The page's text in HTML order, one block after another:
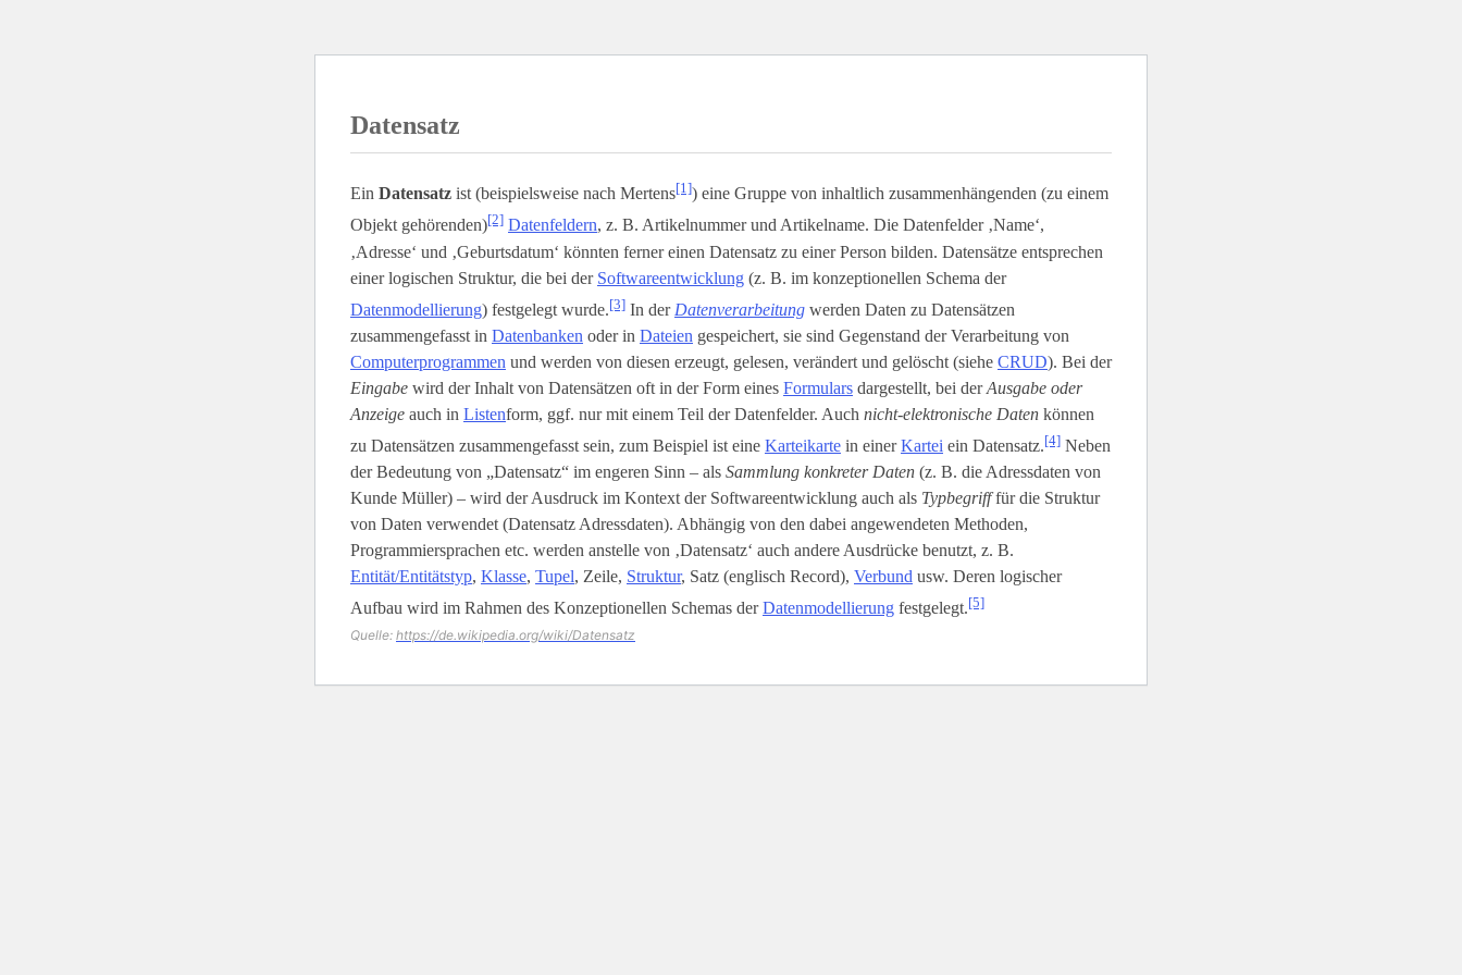
Datensatz
Ein Datensatz ist (beispielsweise nach Mertens[1]) eine Gruppe von inhaltlich zusammenhängenden (zu einem
Objekt gehörenden)[2] Datenfeldern, z. B. Artikelnummer und Artikelname. Die Datenfelder ‚Name‘,
‚Adresse‘ und ‚Geburtsdatum‘ könnten ferner einen Datensatz zu einer Person bilden. Datensätze entsprechen
einer logischen Struktur, die bei der Softwareentwicklung (z. B. im konzeptionellen Schema der
Datenmodellierung) festgelegt wurde.[3] In der Datenverarbeitung werden Daten zu Datensätzen
zusammengefasst in Datenbanken oder in Dateien gespeichert, sie sind Gegenstand der Verarbeitung von
Computerprogrammen und werden von diesen erzeugt, gelesen, verändert und gelöscht (siehe CRUD). Bei der
Eingabe wird der Inhalt von Datensätzen oft in der Form eines Formulars dargestellt, bei derAusgabe oder
Anzeige auch in Listen­form, ggf. nur mit einem Teil der Datenfelder. Auch nicht-elektronische Daten können
zu Datensätzen zusammengefasst sein, zum Beispiel ist eine Karteikarte in einerKartei ein Datensatz.[4] Neben
der Bedeutung von „Datensatz“ im engeren Sinn – als Sammlung konkreter Daten (z. B. die Adressdaten von
Kunde Müller) – wird der Ausdruck im Kontext der Softwareentwicklung auch als Typbegrifffür die Struktur
von Daten verwendet (Datensatz Adressdaten). Abhängig von den dabei angewendeten Methoden,
Programmiersprachen etc. werden anstelle von ‚Datensatz‘ auch andere Ausdrücke benutzt, z. B.
Entität/Entitätstyp, Klasse, Tupel, Zeile, Struktur, Satz (englisch Record), Verbund usw. Deren logischer
Aufbau wird im Rahmen des Konzeptionellen Schemas derDatenmodellierung festgelegt.[5]
Quelle: https://de.wikipedia.org/wiki/Datensatz